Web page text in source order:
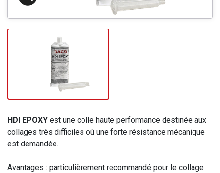
HDI EPOXY est une colle haute performance destinée aux
collages très difficiles où une forte résistance mécanique
est demandée.
Avantages : particulièrement recommandé pour le collage